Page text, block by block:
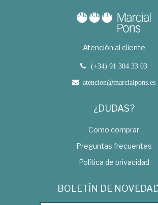
Atención al cliente
(+34) 91 304 33 03
atencion@marcialpons.es
¿DUDAS?
Como comprar
Preguntas frecuentes
Política de privacidad
BOLETÍN DE